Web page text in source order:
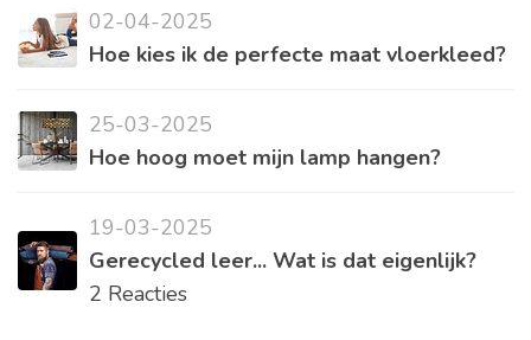
02-04-2025
Hoe kies ik de perfecte maat vloerkleed?
25-03-2025
Hoe hoog moet mijn lamp hangen?
19-03-2025
Gerecycled leer... Wat is dat eigenlijk?
2 Reacties